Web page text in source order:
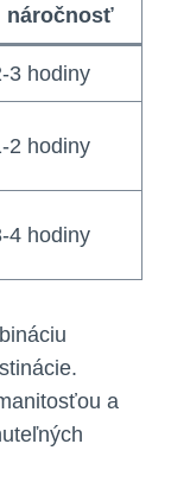
náročnosť
3 hodiny
2 hodiny
4 hodiny
a